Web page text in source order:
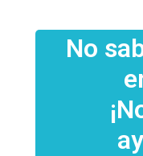
No